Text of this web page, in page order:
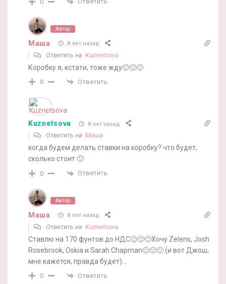
0
Автор
Маша 8 лет назад
Ответить на Kuznetsova
Коробку я, кстати, тоже жду🙂🙂🙂
0 Ответить
Kuznetsova 8 лет назад
Ответить на Маша
когда будем делать ставки на коробку? что будет,
сколько стоит 🙂
0 Ответить
Автор
Маша 8 лет назад
Ответить на Kuznetsova
Ставлю на 170 фунтов до НДС🙂🙂🙂Хочу Zelens, Josh
Rosebrook, Oskia и Sarah Chapman🙂🙂🙂 (и вот Джош,
мне кажется, правда будет)…
0 Ответить